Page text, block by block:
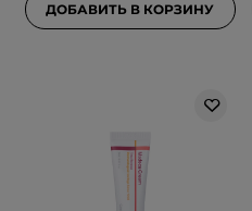
ДОБАВИТЬ В КОРЗИНУ